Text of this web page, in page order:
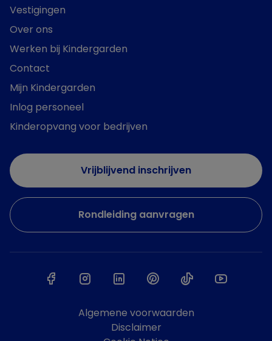
Vestigingen
Over ons
Werken bij Kindergarden
Contact
Mijn Kindergarden
Inlog personeel
Kinderopvang voor bedrijven
Vrijblijvend inschrijven
Rondleiding aanvragen
Algemene voorwaarden
Disclaimer